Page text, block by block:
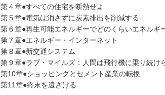
第４章●すべての住宅を断熱せよ
第５章●電気は消さずに炭素排出を削減する
第６章●再生可能エネルギーでどのくらいエネルギ
第７章●エネルギー・インターネット
第８章●新交通システム
第９章●ラブ・マイルズ：人間は飛行機に乗り続け
第10章●ショッピングとセメント産業の転換
第11章●終末を遠ざける